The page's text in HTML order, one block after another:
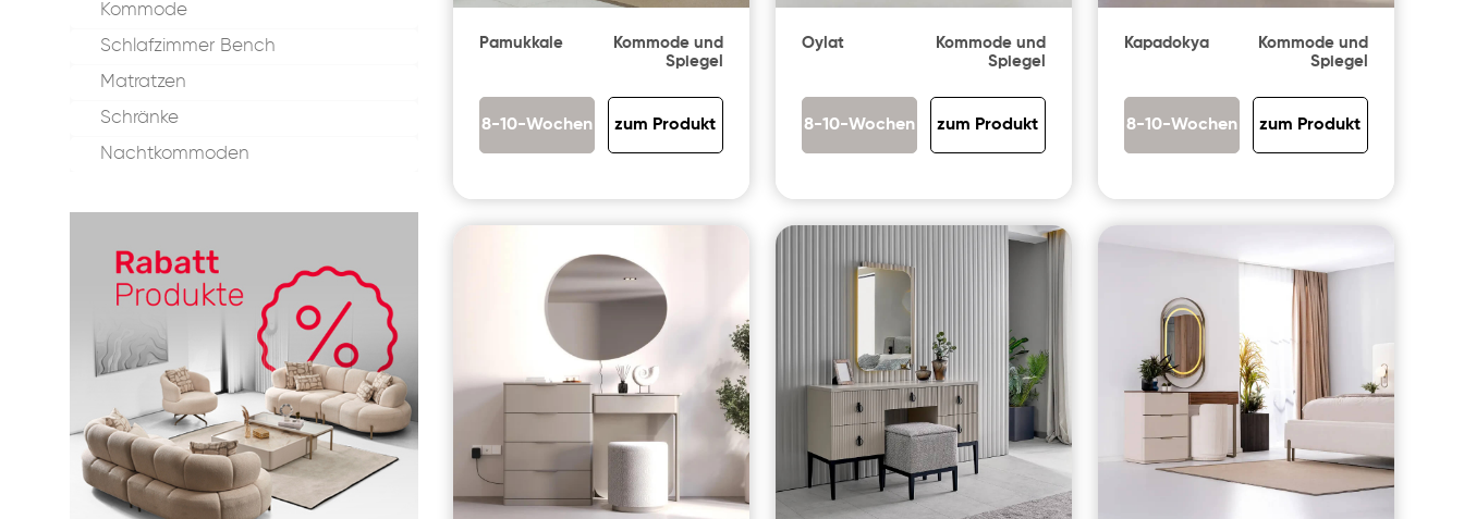
Kommode
Schlafzimmer Bench
Matratzen
Schränke
Nachtkommoden
Pamukkale
Kommode und
Spiegel
8-10-Wochen zum Produkt
Oylat
Kommode und
Spiegel
8-10-Wochen zum Produkt
Kapadokya
Kommode und
Spiegel
8-10-Wochen zum Produkt